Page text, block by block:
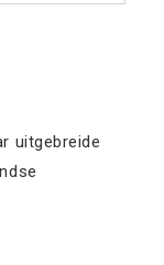
uitgebreide